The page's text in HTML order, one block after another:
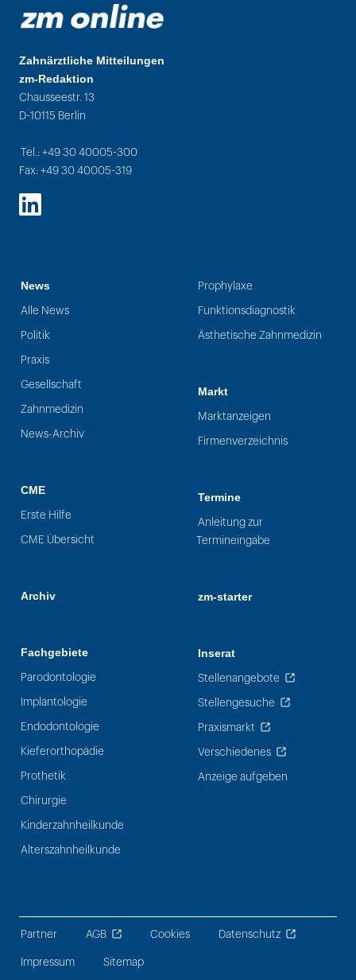
Zahnärztliche Mitteilungen
zm-Redaktion
Chausseestr. 13
D-10115 Berlin
Tel.: +49 30 40005-300
Fax: +49 30 40005-319
LinkedIn
News
Alle News
Politik
Praxis
Gesellschaft
Zahnmedizin
News-Archiv
CME
Erste Hilfe
CME Übersicht
Archiv
Fachgebiete
Parodontologie
Implantologie
Endodontologie
Kieferorthopädie
Prothetik
Chirurgie
Kinderzahnheilkunde
Alterszahnheilkunde
Prophylaxe
Funktionsdiagnostik
Ästhetische Zahnmedizin
Markt
Marktanzeigen
Firmenverzeichnis
Termine
Anleitung zur
Termineingabe
zm-starter
Inserat
Stellenangebote
Stellengesuche
Praxismarkt
Verschiedenes
Anzeige aufgeben
Partner AGB Cookies Datenschutz
Impressum Sitemap